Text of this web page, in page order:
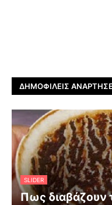
ΔΗΜΟΦΙΛΕΊΣ
SLIDER
Πως διαβάζουν